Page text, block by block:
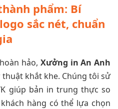
phẩm: Bí
sắc nét, chuẩn
hảo, Xưởng in An Anh
khắt khe. Chúng tôi sử
giúp bản in trung thực so
hàng có thể lựa chọn